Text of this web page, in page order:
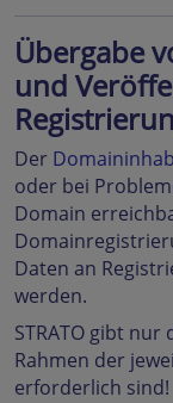
Übergabe
und
Der
oder bei
Domain
Daten an
werden.
STRATO gibt
Rahmen der
erforderlich sind!